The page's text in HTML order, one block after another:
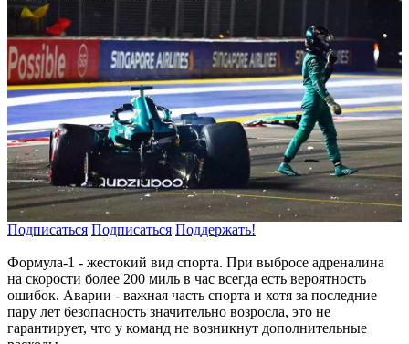
Подписаться Подписаться Поддержать!
Формула-1 - жестокий вид спорта. При выбросе адреналина
на скорости более 200 миль в час всегда есть вероятность
ошибок. Аварии - важная часть спорта и хотя за последние
пару лет безопасность значительно возросла, это не
гарантирует, что у команд не возникнут дополнительные